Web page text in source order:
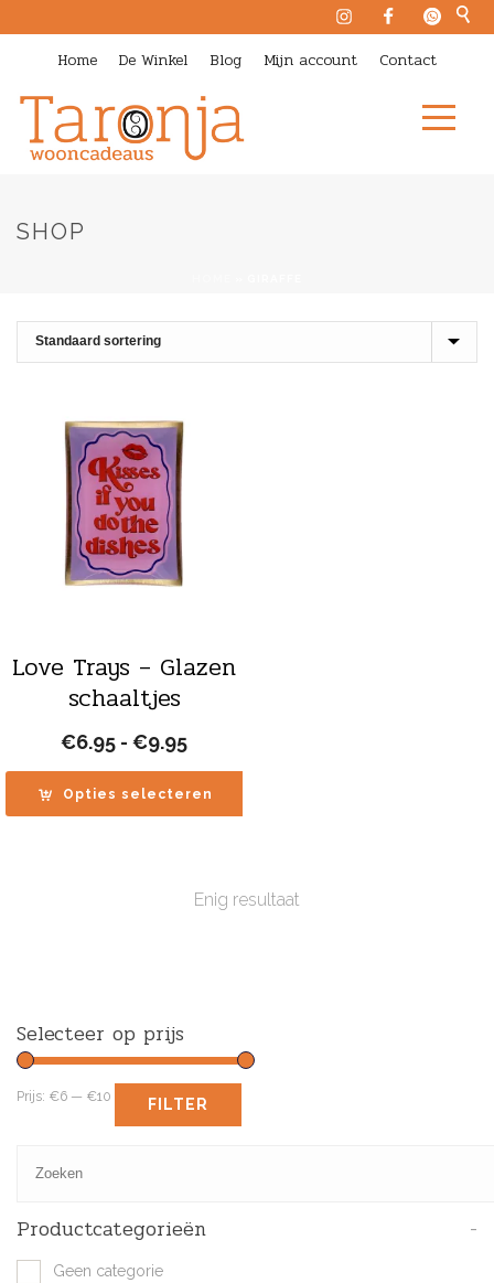
Home De Winkel Blog Mijn account Contact
SHOP
Love Trays – Glazen
schaaltjes
€6.95 - €9.95Prijsklasse:
tot
Opties selecteren
Enig resultaat
Selecteer op prijs
FILTER
Prijs: €6 — €10
Productcategorieën -
Geen categorie